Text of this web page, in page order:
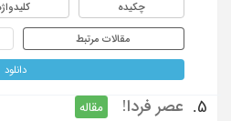
چکیده
مقالات مرتبط
دانلود
5. عصر فردا!
مقاله